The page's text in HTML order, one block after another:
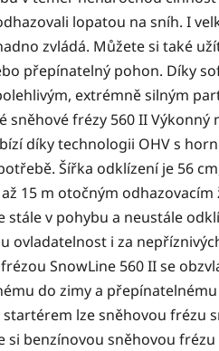
lopatou na sníh. I
zvládá. Můžete si také
přepínatelný pohon. Díky
extrémně silným
sněhové frézy 560 II
díky technologii OHV s
Šířka odklízení je 56
15 m otočným
stále v pohybu a neustále
ovladatelnost i za
SnowLine 560 II se
do zimy a
lze sněhovou frézu
si benzínovou sněhovou